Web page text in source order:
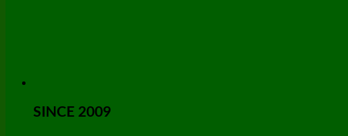
SINCE 2009